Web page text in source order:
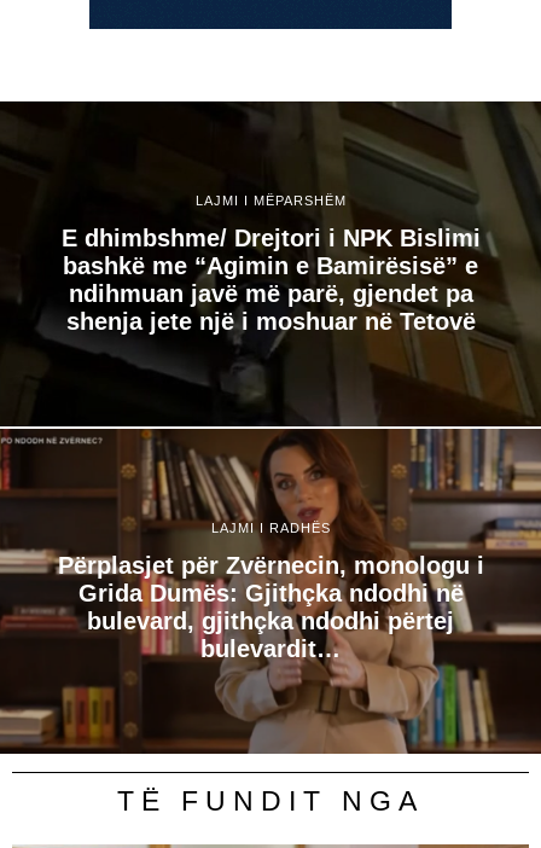
LAJMI I MËPARSHËM
E dhimbshme/ Drejtori i NPK Bislimi
bashkë me “Agimin e Bamirësisë” e
ndihmuan javë më parë, gjendet pa
shenja jete një i moshuar në Tetovë
LAJMI I RADHËS
Përplasjet për Zvërnecin, monologu i
Grida Dumës: Gjithçka ndodhi në
bulevard, gjithçka ndodhi përtej
bulevardit…
TË FUNDIT NGA